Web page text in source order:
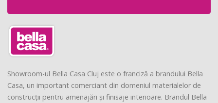
Showroom-ul Bella Casa Cluj este o franciză a brandului Bella
Casa, un important comerciant din domeniul materialelor de
construcții pentru amenajări și finisaje interioare. Brandul Bella